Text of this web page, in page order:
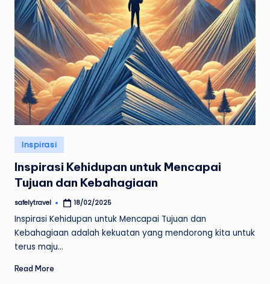
Posted
in
Inspirasi
Inspirasi Kehidupan untuk Mencapai
Tujuan dan Kebahagiaan
Posted
safelytravel 18/02/2025
Inspirasi Kehidupan untuk Mencapai Tujuan dan
Kebahagiaan adalah kekuatan yang mendorong kita untuk
terus maju…
Read More